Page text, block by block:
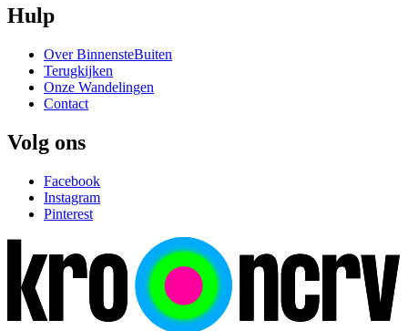
Hulp
Over BinnensteBuiten
Terugkijken
Onze Wandelingen
Contact
Volg ons
Facebook
Instagram
Pinterest